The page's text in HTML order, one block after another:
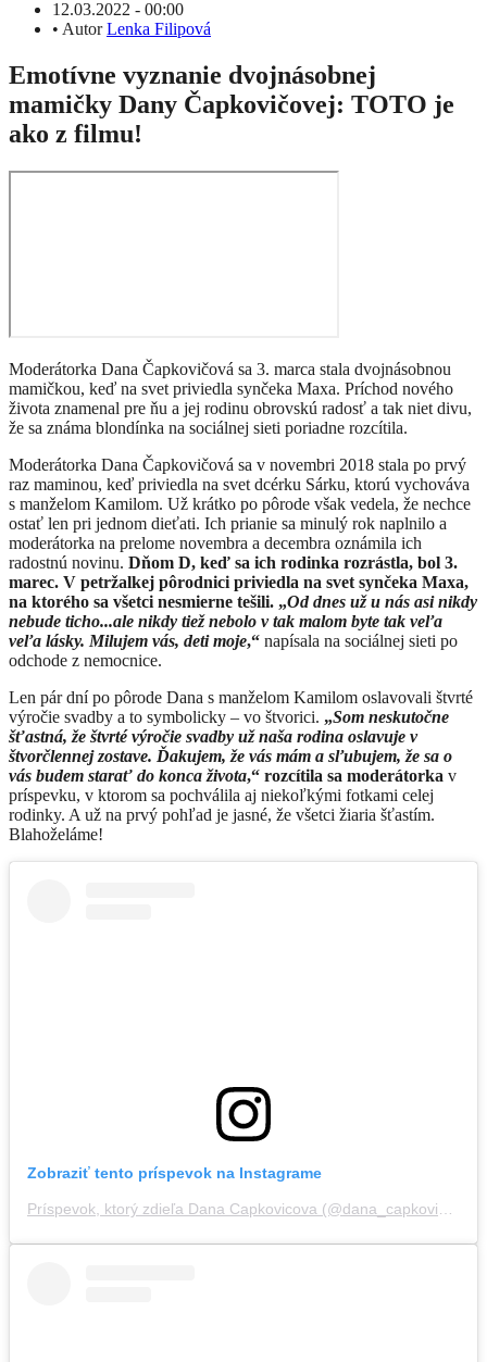
12.03.2022 - 00:00
• AutorLenka Filipová
Emotívne vyznanie dvojnásobnej
mamičky Dany Čapkovičovej: TOTO je
ako z filmu!
Moderátorka Dana Čapkovičová sa 3. marca stala dvojnásobnou
mamičkou, keď na svet priviedla synčeka Maxa. Príchod nového
života znamenal pre ňu a jej rodinu obrovskú radosť a tak niet divu,
že sa známa blondínka na sociálnej sieti poriadne rozcítila.
Moderátorka Dana Čapkovičová sa v novembri 2018 stala po prvý
raz maminou, keď priviedla na svet dcérku Sárku, ktorú vychováva
s manželom Kamilom. Už krátko po pôrode však vedela, že nechce
ostať len pri jednom dieťati. Ich prianie sa minulý rok naplnilo a
moderátorka na prelome novembra a decembra oznámila ich
radostnú novinu. Dňom D, keď sa ich rodinka rozrástla, bol 3.
marec. V petržalkej pôrodnici priviedla na svet synčeka Maxa,
na ktorého sa všetci nesmierne tešili. „Od dnes už u nás asi nikdy
nebude ticho...ale nikdy tiež nebolo v tak malom byte tak veľa
veľa lásky. Milujem vás, deti moje,“ napísala na sociálnej sieti po
odchode z nemocnice.
Len pár dní po pôrode Dana s manželom Kamilom oslavovali štvrté
výročie svadby a to symbolicky – vo štvorici. „Som neskutočne
šťastná, že štvrté výročie svadby už naša rodina oslavuje v
štvorčlennej zostave. Ďakujem, že vás mám a sľubujem, že sa o
vás budem starať do konca života,“ rozcítila sa moderátorka v
príspevku, v ktorom sa pochválila aj niekoľkými fotkami celej
rodinky. A už na prvý pohľad je jasné, že všetci žiaria šťastím.
Blahoželáme!
Zobraziť tento príspevok na Instagrame
Príspevok, ktorý zdieľa Dana Capkovicova (@dana_capkovicova)